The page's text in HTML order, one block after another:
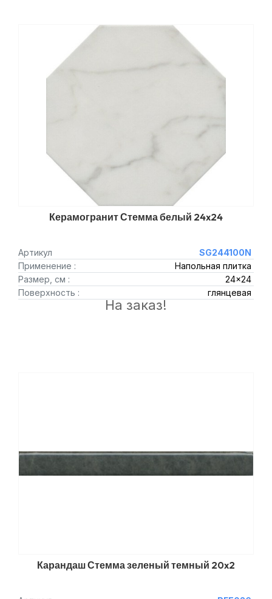
Керамогранит Стемма белый 24x24
Артикул
SG244100N
Применение :
Напольная плитка
Размер, см :
24x24
Поверхность :
глянцевая
На заказ!
Карандаш Стемма зеленый темный 20x2